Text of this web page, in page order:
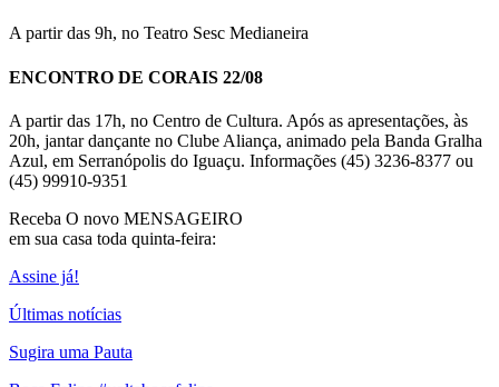
A partir das 9h, no Teatro Sesc Medianeira
ENCONTRO DE CORAIS 22/08
A partir das 17h, no Centro de Cultura. Após as apresentações, às
20h, jantar dançante no Clube Aliança, animado pela Banda Gralha
Azul, em Serranópolis do Iguaçu. Informações (45) 3236-8377 ou
(45) 99910-9351
Receba O novo MENSAGEIRO
em sua casa toda quinta-feira:
Assine já!
Últimas notícias
Sugira uma Pauta